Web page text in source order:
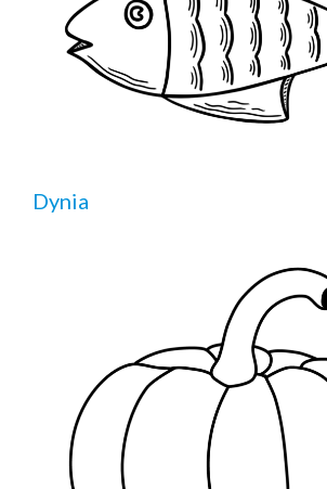
Dynia